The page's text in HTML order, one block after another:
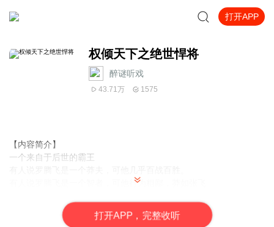
打开APP
权倾天下之绝世悍将
醉谜听戏
43.71万 1575
【内容简介】
一个来自于后世的霸王
有人说罗腾飞是一个智者，可他行为粗鄙，莽如张飞。
有人说罗腾飞是一个杀神，可他的敌人无不亲热了唤他“罗爷爷”。
有人说罗腾飞是一个奸臣，可他却挽救了丧权耻辱的南宋，收服了
打开APP，完整收听